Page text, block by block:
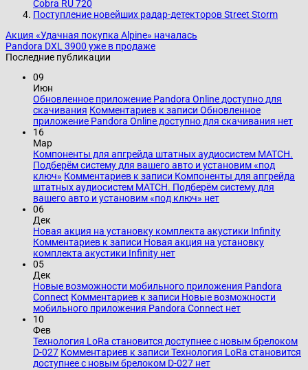
Cobra RU 720
Поступление новейших радар-детекторов Street Storm
Акция «Удачная покупка Alpine» началась
Pandora DXL 3900 уже в продаже
Последние публикации
09
Июн
Обновленное приложение Pandora Online доступно для
скачивания Комментариев к записи Обновленное
приложение Pandora Online доступно для скачивания нет
16
Мар
Компоненты для апгрейда штатных аудиосистем MATCH.
Подберём систему для вашего авто и установим «под
ключ» Комментариев к записи Компоненты для апгрейда
штатных аудиосистем MATCH. Подберём систему для
вашего авто и установим «под ключ» нет
06
Дек
Новая акция на установку комплекта акустики Infinity
Комментариев к записи Новая акция на установку
комплекта акустики Infinity нет
05
Дек
Новые возможности мобильного приложения Pandora
Connect Комментариев к записи Новые возможности
мобильного приложения Pandora Connect нет
10
Фев
Технология LoRa становится доступнее с новым брелоком
D-027 Комментариев к записи Технология LoRa становится
доступнее с новым брелоком D-027 нет